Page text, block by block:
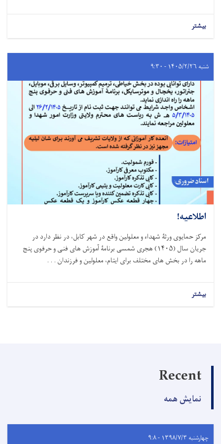
بیشتر
شنبه ۱۴۰۵/۲/۲۶ - ۹:۳۰
اطلاعیه!
مرکز حمایوی ورثۀ شهداء و معلولین واقع در شهر کابل، در نظر دارد در
جریان سال (۱۴۰۵) هجری شمسی برنامۀ آموزش های فنی و حرفوی پنج
ماهه را در بخش های مختلف برای ایتام، معلولین و فرزندان . . .
بیشتر
Recent
نمایش همه
چهارشنبه ۱۳۹۸/۷/۳ - ۹:۸